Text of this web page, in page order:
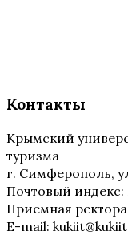
Контакты
Крымский
туризма
г. Симферополь,
Почтовый индекс:
Приемная
E-mail: